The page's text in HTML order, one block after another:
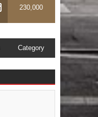
230,000
Category